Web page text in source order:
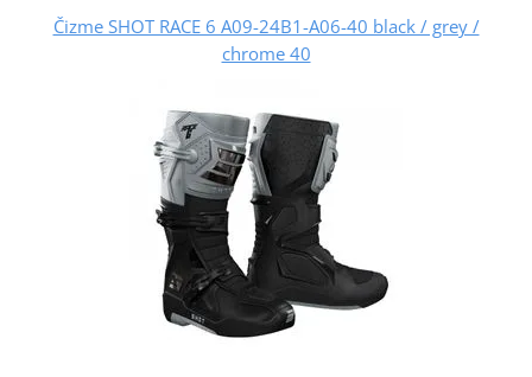
Čizme SHOT RACE 6 A09-24B1-A06-40 black / grey /
chrome 40